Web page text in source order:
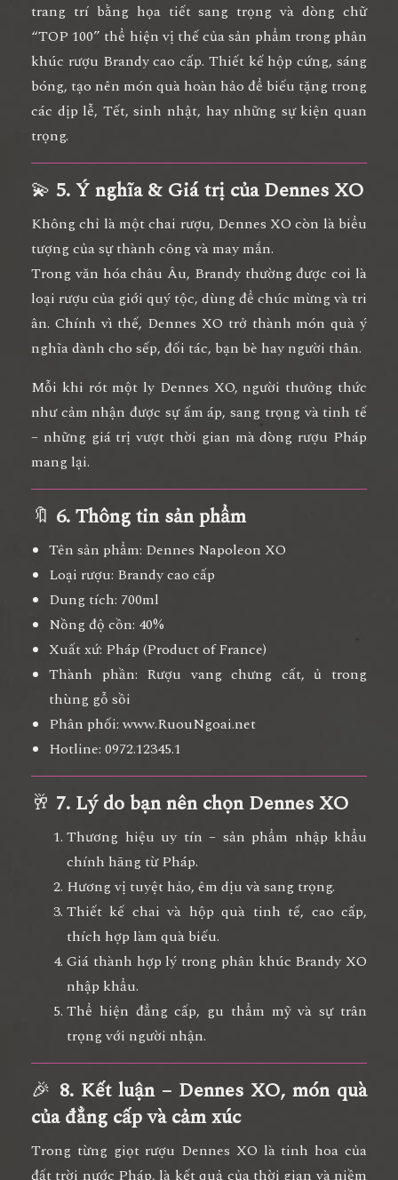
trang trí bằng họa tiết sang trọng và dòng chữ
“TOP 100” thể hiện vị thế của sản phẩm trong phân
khúc rượu Brandy cao cấp. Thiết kế hộp cứng, sáng
bóng, tạo nên món quà hoàn hảo để biếu tặng trong
các dịp lễ, Tết, sinh nhật, hay những sự kiện quan
trọng.
💫 5. Ý nghĩa & Giá trị của Dennes XO
Không chỉ là một chai rượu, Dennes XO còn là biểu
tượng của sự thành công và may mắn.
Trong văn hóa châu Âu, Brandy thường được coi là
loại rượu của giới quý tộc, dùng để chúc mừng và tri
ân. Chính vì thế, Dennes XO trở thành món quà ý
nghĩa dành cho sếp, đối tác, bạn bè hay người thân.
Mỗi khi rót một ly Dennes XO, người thưởng thức
như cảm nhận được sự ấm áp, sang trọng và tinh tế
– những giá trị vượt thời gian mà dòng rượu Pháp
mang lại.
🔖 6. Thông tin sản phẩm
Tên sản phẩm: Dennes Napoleon XO
Loại rượu: Brandy cao cấp
Dung tích: 700ml
Nồng độ cồn: 40%
Xuất xứ: Pháp (Product of France)
Thành phần: Rượu vang chưng cất, ủ trong
thùng gỗ sồi
Phân phối: www.RuouNgoai.net
Hotline: 0972.12345.1
🥂 7. Lý do bạn nên chọn Dennes XO
Thương hiệu uy tín – sản phẩm nhập khẩu
chính hãng từ Pháp.
Hương vị tuyệt hảo, êm dịu và sang trọng.
Thiết kế chai và hộp quà tinh tế, cao cấp,
thích hợp làm quà biếu.
Giá thành hợp lý trong phân khúc Brandy XO
nhập khẩu.
Thể hiện đẳng cấp, gu thẩm mỹ và sự trân
trọng với người nhận.
🎉 8. Kết luận – Dennes XO, món quà
của đẳng cấp và cảm xúc
Trong từng giọt rượu Dennes XO là tinh hoa của
đất trời nước Pháp, là kết quả của thời gian và niềm